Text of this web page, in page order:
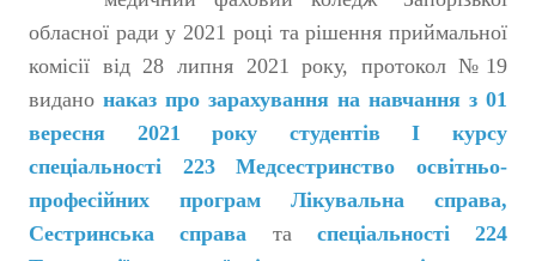
обласної ради у 2021 році та рішення приймальної
комісії від 28 липня 2021 року, протокол №19
видано наказ про зарахування на навчання з 01
вересня 2021 року студентів І курсу
спеціальності 223 Медсестринство освітньо-
професійних програм Лікувальна справа,
Сестринська справа таспеціальності 224